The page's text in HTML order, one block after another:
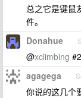
总之它是键鼠
件。
Donahue
@xclimbing
agagega
你说的这几个